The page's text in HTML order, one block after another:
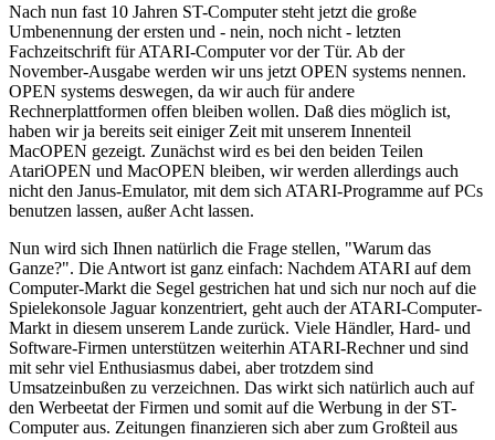
Nach nun fast 10 Jahren ST-Computer steht jetzt die große
Umbenennung der ersten und - nein, noch nicht - letzten
Fachzeitschrift für ATARI-Computer vor der Tür. Ab der
November-Ausgabe werden wir uns jetzt OPEN systems nennen.
OPEN systems deswegen, da wir auch für andere
Rechnerplattformen offen bleiben wollen. Daß dies möglich ist,
haben wir ja bereits seit einiger Zeit mit unserem Innenteil
MacOPEN gezeigt. Zunächst wird es bei den beiden Teilen
AtariOPEN und MacOPEN bleiben, wir werden allerdings auch
nicht den Janus-Emulator, mit dem sich ATARI-Programme auf PCs
benutzen lassen, außer Acht lassen.
Nun wird sich Ihnen natürlich die Frage stellen, "Warum das
Ganze?". Die Antwort ist ganz einfach: Nachdem ATARI auf dem
Computer-Markt die Segel gestrichen hat und sich nur noch auf die
Spielekonsole Jaguar konzentriert, geht auch der ATARI-Computer-
Markt in diesem unserem Lande zurück. Viele Händler, Hard- und
Software-Firmen unterstützen weiterhin ATARI-Rechner und sind
mit sehr viel Enthusiasmus dabei, aber trotzdem sind
Umsatzeinbußen zu verzeichnen. Das wirkt sich natürlich auch auf
den Werbeetat der Firmen und somit auf die Werbung in der ST-
Computer aus. Zeitungen finanzieren sich aber zum Großteil aus